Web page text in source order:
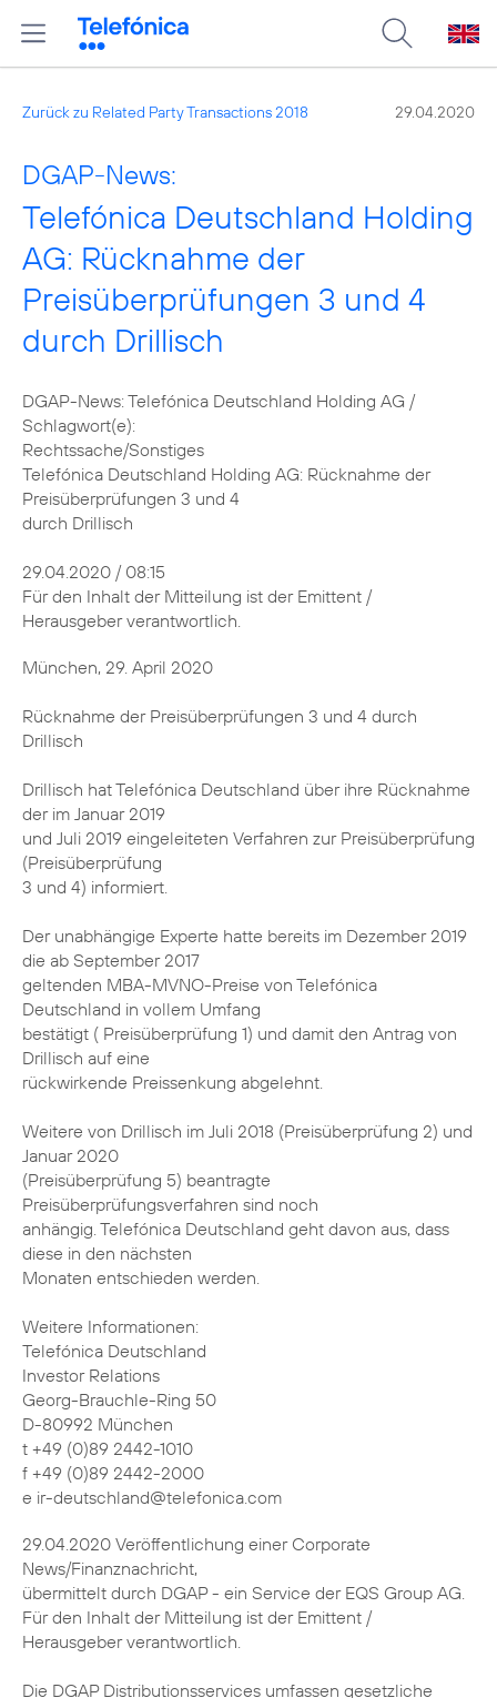
Zurück zu Related Party Transactions 2018 29.04.2020
DGAP-News:
Telefónica Deutschland Holding
AG: Rücknahme der
Preisüberprüfungen 3 und 4
durch Drillisch
DGAP-News: Telefónica Deutschland Holding AG /
Schlagwort(e):
Rechtssache/Sonstiges
Telefónica Deutschland Holding AG: Rücknahme der
Preisüberprüfungen 3 und 4
durch Drillisch
29.04.2020 / 08:15
Für den Inhalt der Mitteilung ist der Emittent /
Herausgeber verantwortlich.
München, 29. April 2020
Rücknahme der Preisüberprüfungen 3 und 4 durch
Drillisch
Drillisch hat Telefónica Deutschland über ihre Rücknahme
der im Januar 2019
und Juli 2019 eingeleiteten Verfahren zur Preisüberprüfung
(Preisüberprüfung
3 und 4) informiert.
Der unabhängige Experte hatte bereits im Dezember 2019
die ab September 2017
geltenden MBA-MVNO-Preise von Telefónica
Deutschland in vollem Umfang
bestätigt ( Preisüberprüfung 1) und damit den Antrag von
Drillisch auf eine
rückwirkende Preissenkung abgelehnt.
Weitere von Drillisch im Juli 2018 (Preisüberprüfung 2) und
Januar 2020
(Preisüberprüfung 5) beantragte
Preisüberprüfungsverfahren sind noch
anhängig. Telefónica Deutschland geht davon aus, dass
diese in den nächsten
Monaten entschieden werden.
Weitere Informationen:
Telefónica Deutschland
Investor Relations
Georg-Brauchle-Ring 50
D-80992 München
t +49 (0)89 2442-1010
f +49 (0)89 2442-2000
e ir-deutschland@telefonica.com
29.04.2020 Veröffentlichung einer Corporate
News/Finanznachricht,
übermittelt durch DGAP - ein Service der EQS Group AG.
Für den Inhalt der Mitteilung ist der Emittent /
Herausgeber verantwortlich.
Die DGAP Distributionsservices umfassen gesetzliche